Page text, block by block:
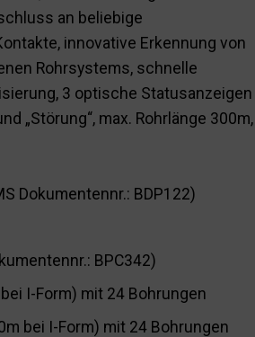
an beliebige
innovative Erkennung von
Rohrsystems, schnelle
3 optische Statusanzeigen
„Störung“, max. Rohrlänge 300m,
Dokumentennr.: BDP122)
BPC342)
I-Form) mit 24 Bohrungen
bei I-Form) mit 24 Bohrungen